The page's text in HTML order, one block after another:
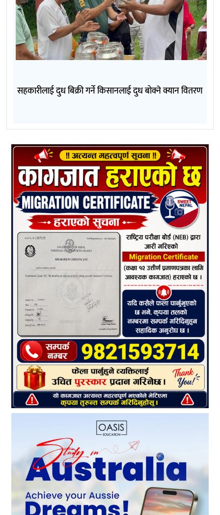
सहकारीलाई दुध बिक्री गर्ने किसानलाई दुध बोक्ने क्यान वितरण